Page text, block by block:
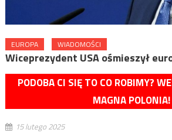
EUROPA WIADOMOŚCI
Wiceprezydent USA ośmieszył
PODOBA CI SIĘ TO CO ROBIMY?
MAGNA POLONIA!
15 lutego 2025